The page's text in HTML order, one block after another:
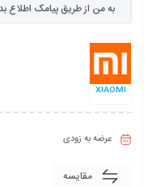
به من از طریق پیامک اطلاع
XIAOMI
عرضه به زودی
مقایسه